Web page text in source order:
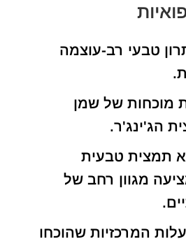
טבעי רב-עוצמה
מוכחות של שמן
הג'ינג'ר.
תמצית טבעית
מגוון רחב של
המרכזיות שהוכחו